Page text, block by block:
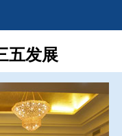
五发展